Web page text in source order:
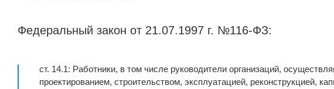
Федеральный закон от 21.07.1997 г. №116-ФЗ:
ст. 14.1: Работники, в том числе руководители организаций,
проектированием, строительством, эксплуатацией, реконструкцией,